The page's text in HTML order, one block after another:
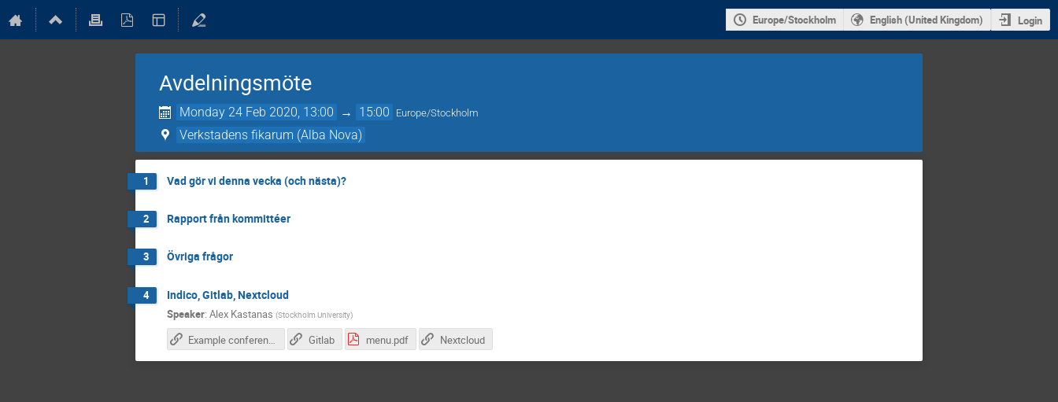
Europe/Stockholm English (United Kingdom) Login
Avdelningsmöte
Monday 24 Feb 2020, 13:00 → 15:00 Europe/Stockholm
Verkstadens fikarum (Alba Nova)
1 Vad gör vi denna vecka (och nästa)?
2 Rapport från kommittéer
3 Övriga frågor
4 Indico, Gitlab, Nextcloud
Speaker: Alex Kastanas (Stockholm University)
Example conference Gitlab menu.pdf Nextcloud